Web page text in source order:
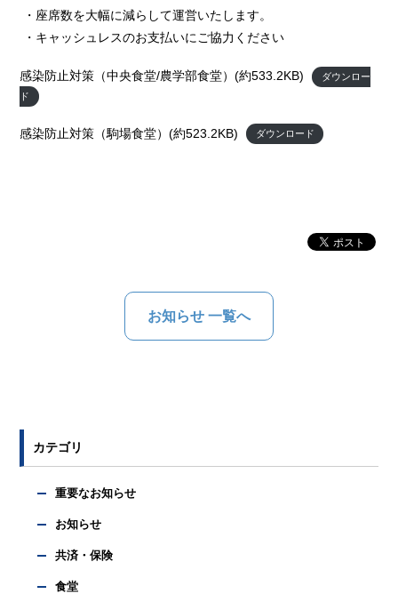
・座席数を大幅に減らして運営いたします。
・キャッシュレスのお支払いにご協力ください
感染防止対策（中央食堂/農学部食堂）(約533.2KB)
ダウンロー
ド
感染防止対策（駒場食堂）(約523.2KB) ダウンロード
お知らせ 一覧へ
カテゴリ
重要なお知らせ
お知らせ
共済・保険
食堂